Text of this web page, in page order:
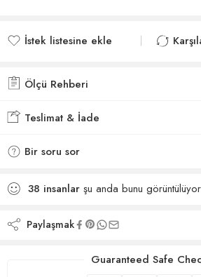
İstek listesine ekle
Ölçü Rehberi
Teslimat & İade
Bir soru sor
38 insanlar şu anda bunu görüntülüyor
Paylaşmak
Guaranteed Safe